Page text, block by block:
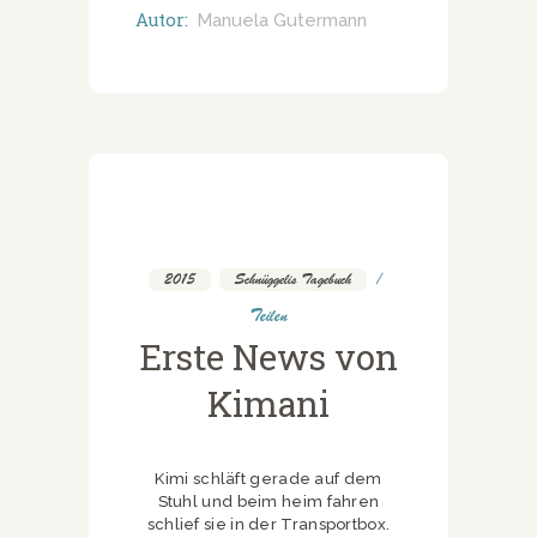
Autor: Manuela Gutermann
2015 Schnüggelis Tagebuch
Teilen
Erste News von
Kimani
Kimi schläft gerade auf dem
Stuhl und beim heim fahren
schlief sie in der Transportbox.